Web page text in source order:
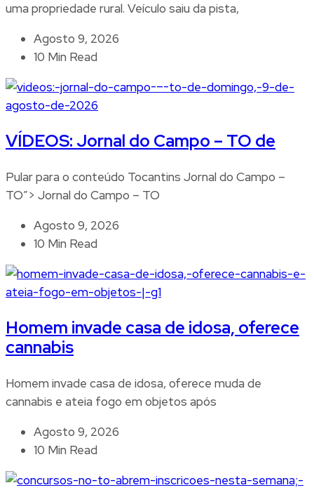
uma propriedade rural. Veículo saiu da pista,
Agosto 9, 2026
10 Min Read
VÍDEOS: Jornal do Campo – TO de
Pular para o conteúdo Tocantins Jornal do Campo –
TO”> Jornal do Campo – TO
Agosto 9, 2026
10 Min Read
Homem invade casa de idosa, oferece
cannabis
Homem invade casa de idosa, oferece muda de
cannabis e ateia fogo em objetos após
Agosto 9, 2026
10 Min Read